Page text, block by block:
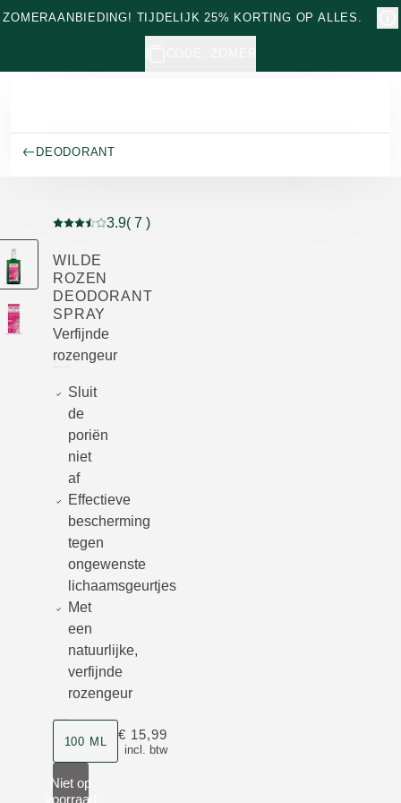
Naar hoofdinhoud gaan
ZOMERAANBIEDING! TIJDELIJK 25% KORTING OP ALLES.
DEODORANT
Beoordeling: 3.9 van 5 beoordeeld door 7 personen
3.9( 7 )
WILDE
ROZEN
DEODORANT
SPRAY
Verfijnde
rozengeur
Sluit
de
poriën
niet
af
Effectieve
bescherming
tegen
ongewenste
lichaamsgeurtjes
Met
een
natuurlijke,
verfijnde
rozengeur
100 ML
incl. btw
€ 15,99
Niet op
voorraad